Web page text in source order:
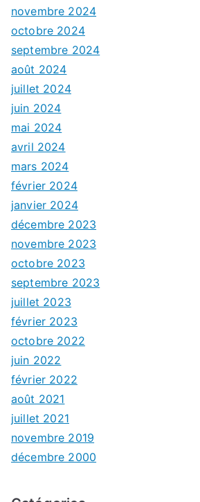
novembre 2024
octobre 2024
septembre 2024
août 2024
juillet 2024
juin 2024
mai 2024
avril 2024
mars 2024
février 2024
janvier 2024
décembre 2023
novembre 2023
octobre 2023
septembre 2023
juillet 2023
février 2023
octobre 2022
juin 2022
février 2022
août 2021
juillet 2021
novembre 2019
décembre 2000